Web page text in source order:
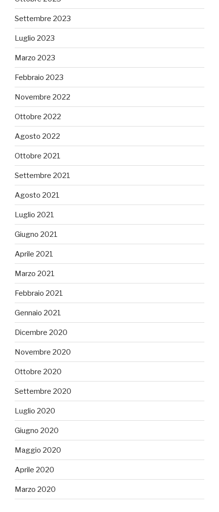
Settembre 2023
Luglio 2023
Marzo 2023
Febbraio 2023
Novembre 2022
Ottobre 2022
Agosto 2022
Ottobre 2021
Settembre 2021
Agosto 2021
Luglio 2021
Giugno 2021
Aprile 2021
Marzo 2021
Febbraio 2021
Gennaio 2021
Dicembre 2020
Novembre 2020
Ottobre 2020
Settembre 2020
Luglio 2020
Giugno 2020
Maggio 2020
Aprile 2020
Marzo 2020